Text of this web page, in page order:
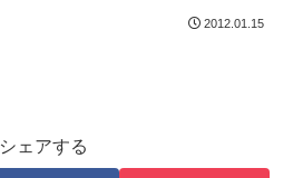
2012.01.15
シェアする